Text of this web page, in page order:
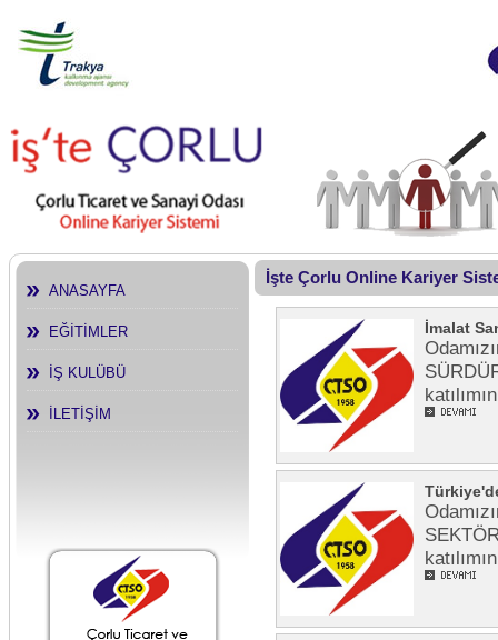
ANASAYFA
EĞİTİMLER
İŞ KULÜBÜ
İLETİŞİM
İşte Çorlu Online Kariyer
İmalat